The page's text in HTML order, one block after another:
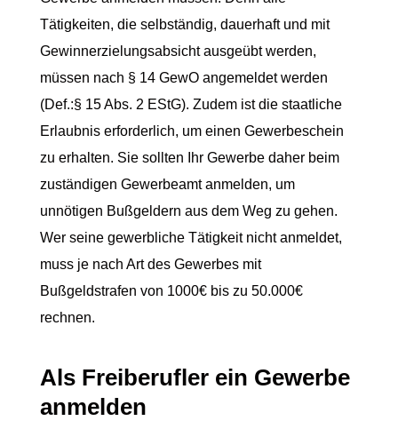
Tätigkeiten, die selbständig, dauerhaft und mit
Gewinnerzielungsabsicht ausgeübt werden,
müssen nach § 14 GewO angemeldet werden
(Def.:§ 15 Abs. 2 EStG). Zudem ist die staatliche
Erlaubnis erforderlich, um einen Gewerbeschein
zu erhalten. Sie sollten Ihr Gewerbe daher beim
zuständigen Gewerbeamt anmelden, um
unnötigen Bußgeldern aus dem Weg zu gehen.
Wer seine gewerbliche Tätigkeit nicht anmeldet,
muss je nach Art des Gewerbes mit
Bußgeldstrafen von 1000€ bis zu 50.000€
rechnen.
Als Freiberufler ein Gewerbe
anmelden